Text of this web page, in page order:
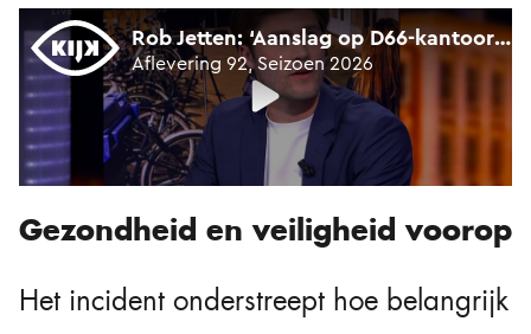
Gezondheid en veiligheid voorop
Het incident onderstreept hoe belangrijk